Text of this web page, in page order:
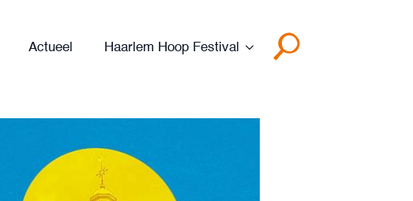
Actueel Haarlem Hoop Festival